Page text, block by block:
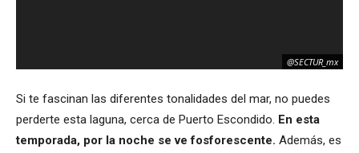
@SECTUR_mx
Si te fascinan las diferentes tonalidades del mar, no puedes
perderte esta laguna, cerca de Puerto Escondido. En esta
temporada, por la noche se ve fosforescente. Además, es